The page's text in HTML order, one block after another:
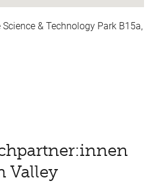
Science & Technology Park B15a,
Valley